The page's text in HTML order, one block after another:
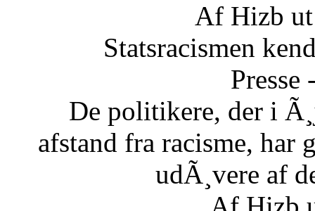
Af Hizb
Statsracismen
De politikere, der i
afstand fra racisme, har
udÃ¸vere af